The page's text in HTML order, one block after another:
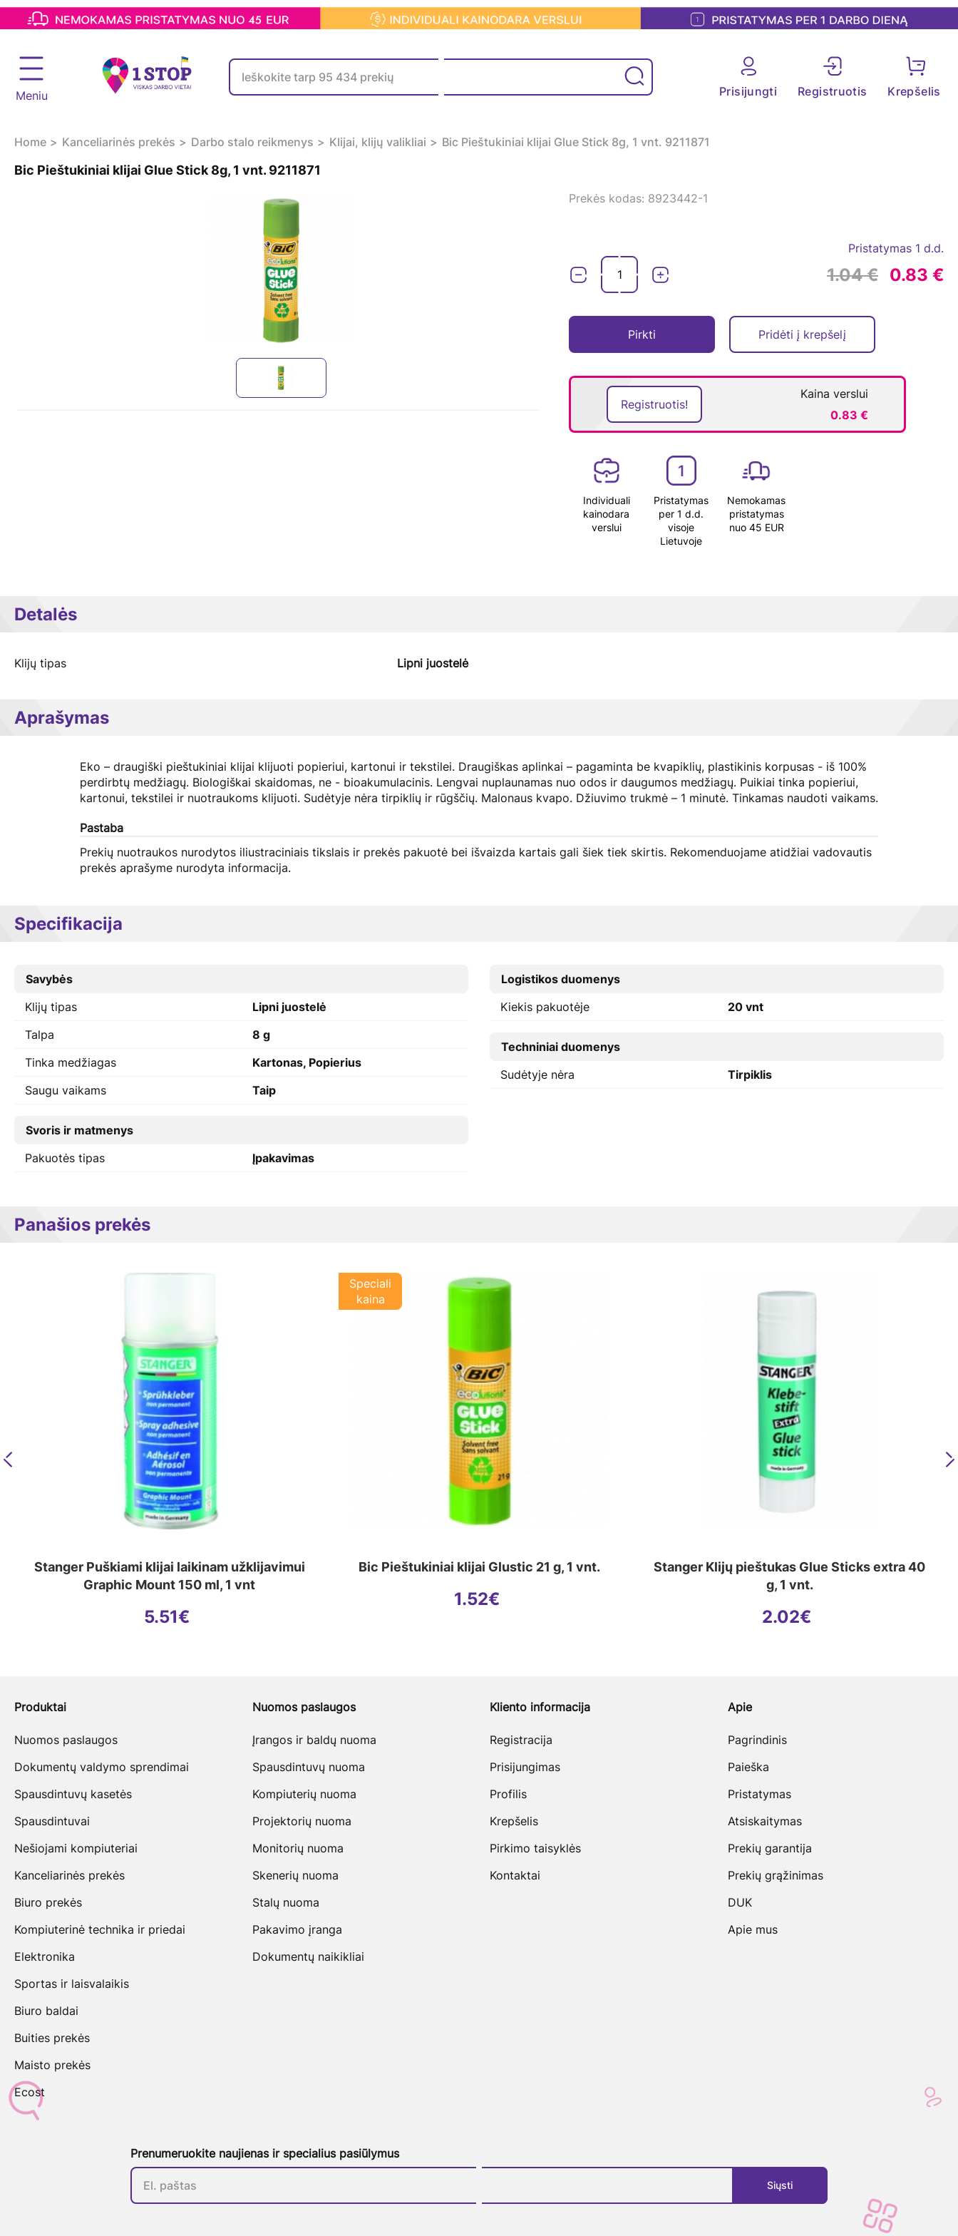
Meniu Prisijungti Registruotis Krepšelis
Home Kanceliarinės prekės Darbo stalo reikmenys Klijai, klijų valikliai Bic Pieštukiniai klijai Glue Stick 8g, 1 vnt. 9211871
Bic Pieštukiniai klijai Glue Stick 8g, 1 vnt. 9211871
Prekės kodas: 8923442-1
1.04 € 0.83 €
Pristatymas 1 d.d.
Pirkti Pridėti į krepšelį
Registruotis!
Kaina verslui
0.83 €
Individuali
kainodara
verslui
Pristatymas
per 1 d.d.
visoje
Lietuvoje
Nemokamas
pristatymas
nuo 45 EUR
Detalės
Klijų tipas Lipni juostelė
Aprašymas
Eko – draugiški pieštukiniai klijai klijuoti popieriui, kartonui ir tekstilei. Draugiškas aplinkai – pagaminta be kvapiklių, plastikinis korpusas - iš 100%
perdirbtų medžiagų. Biologiškai skaidomas, ne - bioakumulacinis. Lengvai nuplaunamas nuo odos ir daugumos medžiagų. Puikiai tinka popieriui,
kartonui, tekstilei ir nuotraukoms klijuoti. Sudėtyje nėra tirpiklių ir rūgščių. Malonaus kvapo. Džiuvimo trukmė – 1 minutė. Tinkamas naudoti vaikams.
Pastaba
Prekių nuotraukos nurodytos iliustraciniais tikslais ir prekės pakuotė bei išvaizda kartais gali šiek tiek skirtis. Rekomenduojame atidžiai vadovautis
prekės aprašyme nurodyta informacija.
Specifikacija
Savybės
Klijų tipas
Lipni juostelė
Talpa
8 g
Tinka medžiagas
Kartonas, Popierius
Saugu vaikams
Taip
Svoris ir matmenys
Pakuotės tipas
Įpakavimas
Logistikos duomenys
Kiekis pakuotėje
20 vnt
Techniniai duomenys
Sudėtyje nėra
Tirpiklis
Panašios prekės
Previous
Stanger Puškiami klijai laikinam užklijavimui
Graphic Mount 150 ml, 1 vnt
5.51€
Speciali
kaina
Bic Pieštukiniai klijai Glustic 21 g, 1 vnt.
1.52€
Stanger Klijų pieštukas Glue Sticks extra 40
g, 1 vnt.
2.02€
Produktai
Nuomos paslaugos
Dokumentų valdymo sprendimai
Spausdintuvų kasetės
Spausdintuvai
Nešiojami kompiuteriai
Kanceliarinės prekės
Biuro prekės
Kompiuterinė technika ir priedai
Elektronika
Sportas ir laisvalaikis
Biuro baldai
Buities prekės
Maisto prekės
Ecost
Nuomos paslaugos
Įrangos ir baldų nuoma
Spausdintuvų nuoma
Kompiuterių nuoma
Projektorių nuoma
Monitorių nuoma
Skenerių nuoma
Stalų nuoma
Pakavimo įranga
Dokumentų naikikliai
Kliento informacija
Registracija
Prisijungimas
Profilis
Krepšelis
Pirkimo taisyklės
Kontaktai
Apie
Pagrindinis
Paieška
Pristatymas
Atsiskaitymas
Prekių garantija
Prekių grąžinimas
DUK
Apie mus
Prenumeruokite naujienas ir specialius pasiūlymus
Siųsti